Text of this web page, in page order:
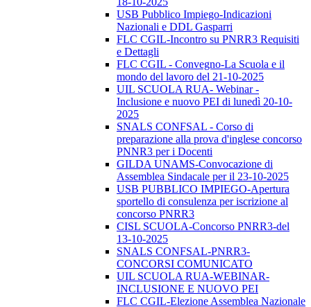
USB Pubblico Impiego-Indicazioni
Nazionali e DDL Gasparri
FLC CGIL-Incontro su PNRR3 Requisiti
e Dettagli
FLC CGIL - Convegno-La Scuola e il
mondo del lavoro del 21-10-2025
UIL SCUOLA RUA- Webinar -
Inclusione e nuovo PEI di lunedì 20-10-
2025
SNALS CONFSAL - Corso di
preparazione alla prova d'inglese concorso
PNNR3 per i Docenti
GILDA UNAMS-Convocazione di
Assemblea Sindacale per il 23-10-2025
USB PUBBLICO IMPIEGO-Apertura
sportello di consulenza per iscrizione al
concorso PNRR3
CISL SCUOLA-Concorso PNRR3-del
13-10-2025
SNALS CONFSAL-PNRR3-
CONCORSI COMUNICATO
UIL SCUOLA RUA-WEBINAR-
INCLUSIONE E NUOVO PEI
FLC CGIL-Elezione Assemblea Nazionale